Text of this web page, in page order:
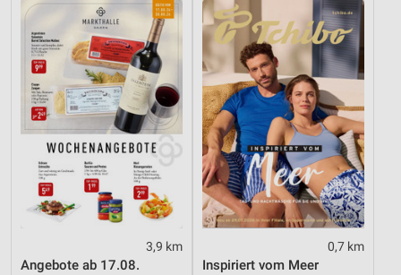
3,9 km
Angebote ab 17.08.
0,7 km
Inspiriert vom Meer